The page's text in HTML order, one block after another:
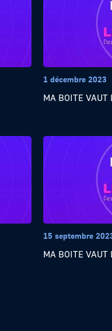
1 décembre 2023
MA BOITE VAUT
15 septembre
MA BOITE VAUT